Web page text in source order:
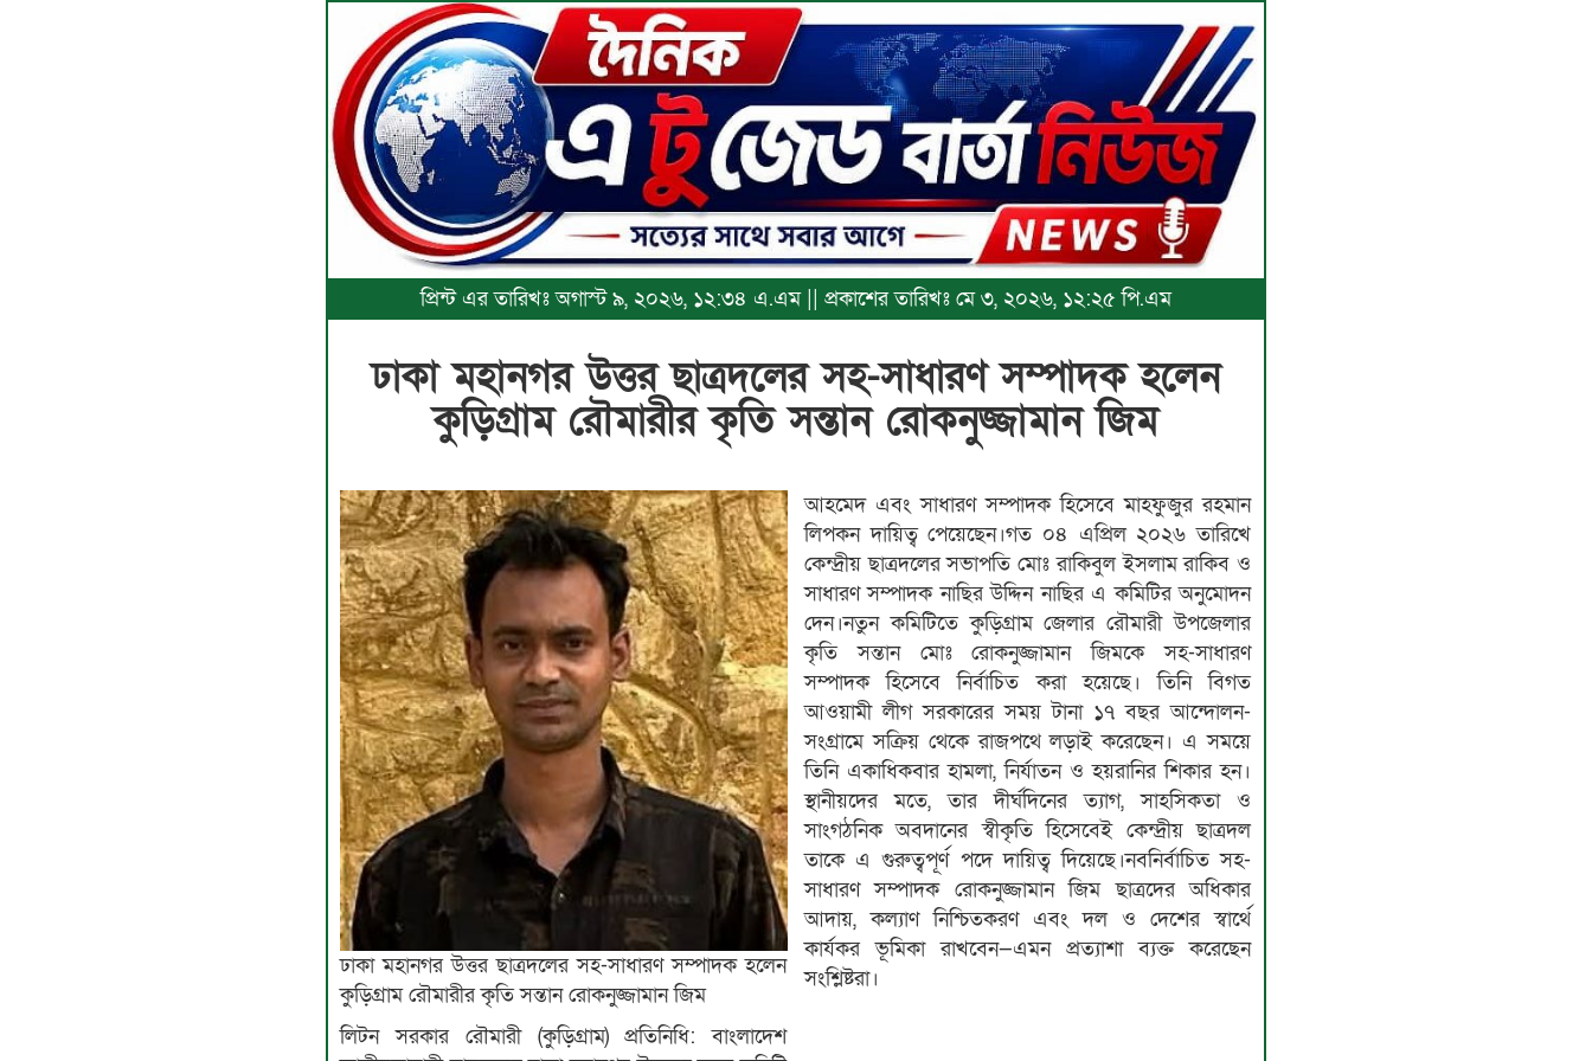
প্রিন্ট এর তারিখঃ অগাস্ট ৯, ২০২৬, ১২:৩৪ এ.এম || প্রকাশের তারিখঃ মে ৩, ২০২৬, ১২:২৫ পি.এম
ঢাকা মহানগর উত্তর ছাত্রদলের সহ-সাধারণ সম্পাদক হলেন
কুড়িগ্রাম রৌমারীর কৃতি সন্তান রোকনুজ্জামান জিম
ঢাকা মহানগর উত্তর ছাত্রদলের সহ-সাধারণ সম্পাদক হলেন
কুড়িগ্রাম রৌমারীর কৃতি সন্তান রোকনুজ্জামান জিম
লিটন সরকার রৌমারী (কুড়িগ্রাম) প্রতিনিধি: বাংলাদেশ
আহমেদ এবং সাধারণ সম্পাদক হিসেবে মাহফুজুর রহমান
লিপকন দায়িত্ব পেয়েছেন।গত ০৪ এপ্রিল ২০২৬ তারিখে
কেন্দ্রীয় ছাত্রদলের সভাপতি মোঃ রাকিবুল ইসলাম রাকিব ও
সাধারণ সম্পাদক নাছির উদ্দিন নাছির এ কমিটির অনুমোদন
দেন।নতুন কমিটিতে কুড়িগ্রাম জেলার রৌমারী উপজেলার
কৃতি সন্তান মোঃ রোকনুজ্জামান জিমকে সহ-সাধারণ
সম্পাদক হিসেবে নির্বাচিত করা হয়েছে। তিনি বিগত
আওয়ামী লীগ সরকারের সময় টানা ১৭ বছর আন্দোলন-
সংগ্রামে সক্রিয় থেকে রাজপথে লড়াই করেছেন। এ সময়ে
তিনি একাধিকবার হামলা, নির্যাতন ও হয়রানির শিকার হন।
স্থানীয়দের মতে, তার দীর্ঘদিনের ত্যাগ, সাহসিকতা ও
সাংগঠনিক অবদানের স্বীকৃতি হিসেবেই কেন্দ্রীয় ছাত্রদল
তাকে এ গুরুত্বপূর্ণ পদে দায়িত্ব দিয়েছে।নবনির্বাচিত সহ-
সাধারণ সম্পাদক রোকনুজ্জামান জিম ছাত্রদের অধিকার
আদায়, কল্যাণ নিশ্চিতকরণ এবং দল ও দেশের স্বার্থে
কার্যকর ভূমিকা রাখবেন—এমন প্রত্যাশা ব্যক্ত করেছেন
সংশ্লিষ্টরা।